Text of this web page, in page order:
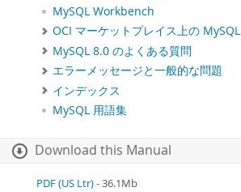
MySQL Workbench
OCI マーケットプレイス上の MySQL
MySQL 8.0 のよくある質問
エラーメッセージと一般的な問題
インデックス
MySQL 用語集
Download this Manual
PDF (US Ltr)- 36.1Mb